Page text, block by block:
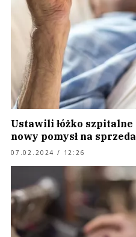
Ustawili łóżko
nowy pomysł na
07.02.2024 / 12:26